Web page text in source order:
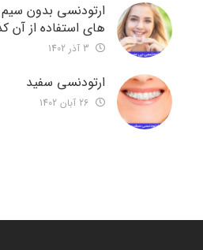
ارتودنسی بدون
های استفاده از آن
ارتودنسی سفید